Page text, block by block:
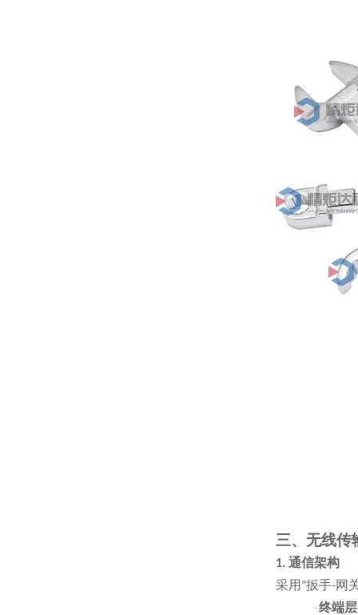
三、无线传
1. 通信架构
采用 "扳手-网
· 终端层